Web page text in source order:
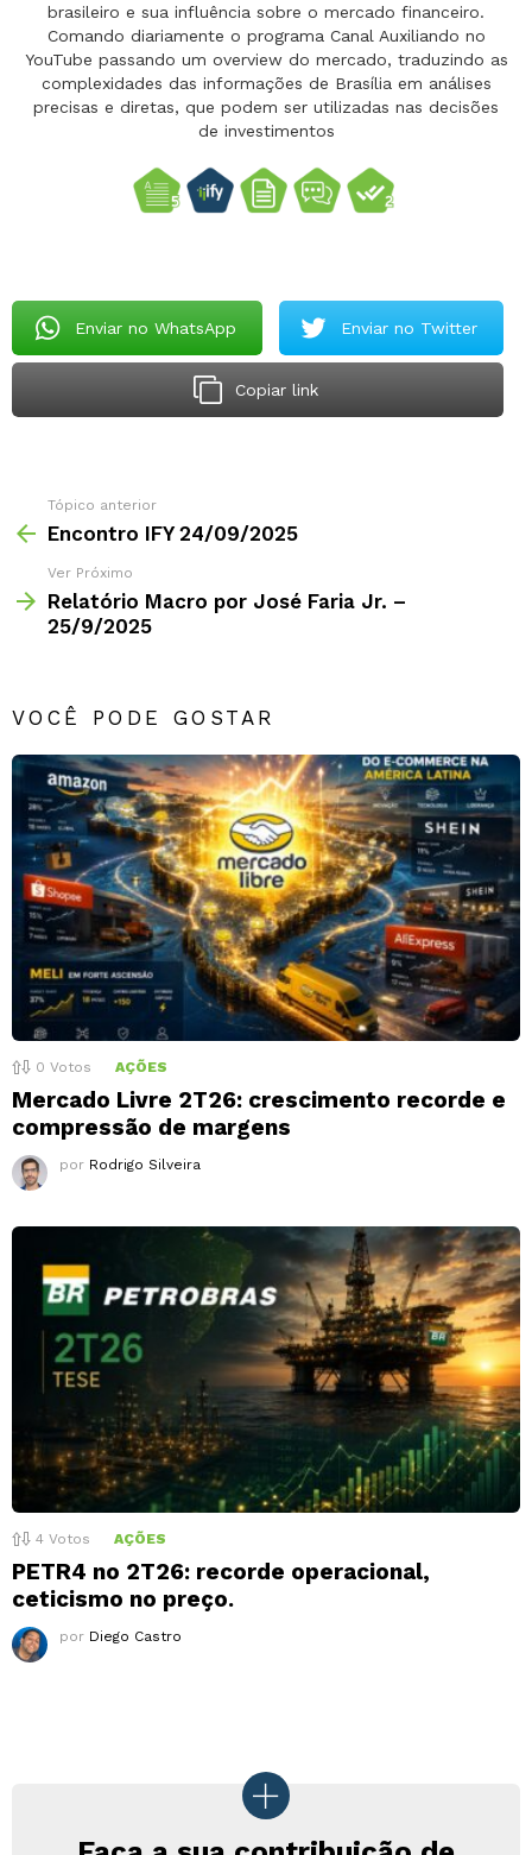
brasileiro e sua influência sobre o mercado financeiro.
Comando diariamente o programa Canal Auxiliando no
YouTube passando um overview do mercado, traduzindo as
complexidades das informações de Brasília em análises
precisas e diretas, que podem ser utilizadas nas decisões
de investimentos
Enviar no WhatsApp Enviar no Twitter
Copiar link
Tópico anterior
Encontro IFY 24/09/2025
Ver Próximo
Relatório Macro por José Faria Jr. –
25/9/2025
VOCÊ PODE GOSTAR
0 Votos AÇÕES
Mercado Livre 2T26: crescimento recorde e
compressão de margens
por Rodrigo Silveira
4 Votos AÇÕES
PETR4 no 2T26: recorde operacional,
ceticismo no preço.
por Diego Castro